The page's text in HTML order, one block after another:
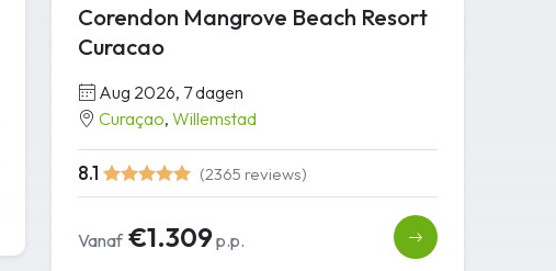
Corendon Mangrove Beach Resort
Curacao
Aug 2026, 7 dagen
Curaçao, Willemstad
8.1 (2365 reviews)
Vanaf€1.309p.p.